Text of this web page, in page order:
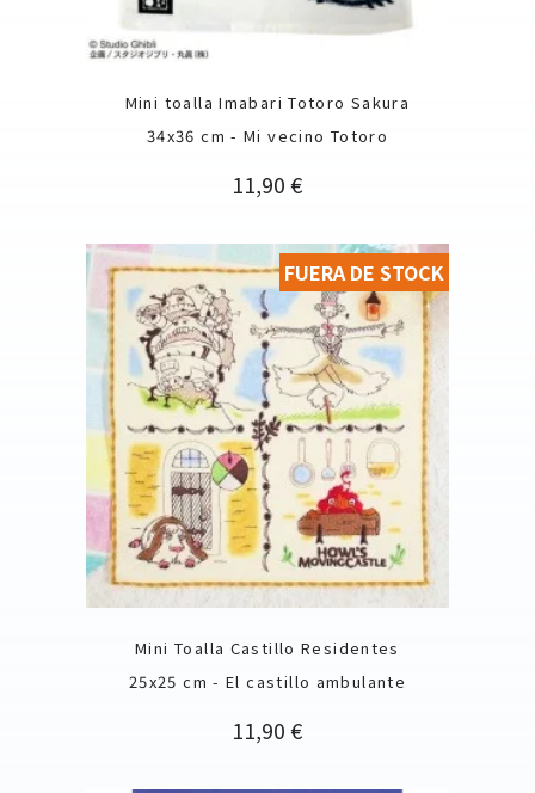
Mini toalla Imabari Totoro Sakura
34x36 cm - Mi vecino Totoro
Precio
11,90 €
Mini Toalla Castillo Residentes
25x25 cm - El castillo ambulante
Precio
11,90 €
FUERA DE STOCK